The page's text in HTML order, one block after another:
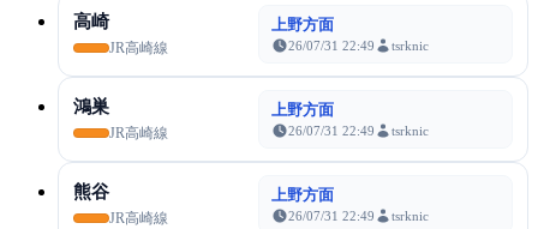
高崎
JR高崎線
上野方面
26/07/31 22:49 tsrknic
鴻巣
JR高崎線
上野方面
26/07/31 22:49 tsrknic
熊谷
JR高崎線
上野方面
26/07/31 22:49 tsrknic